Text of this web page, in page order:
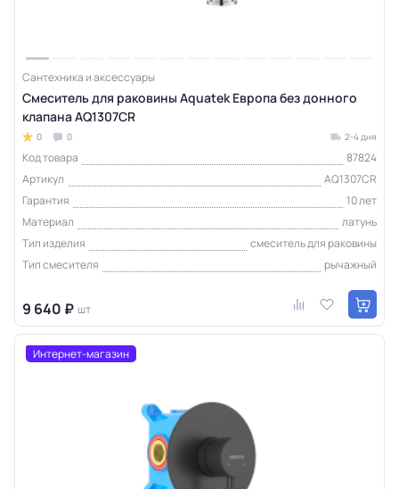
Сантехника и аксессуары
Смеситель для раковины Aquatek Европа без донного
клапана AQ1307CR
0 0 2-4 дня
Код товара
87824
Артикул
AQ1307CR
Гарантия
10 лет
Материал
латунь
Тип изделия
смеситель для раковины
Тип смесителя
рычажный
9 640 ₽ шт
Интернет-магазин